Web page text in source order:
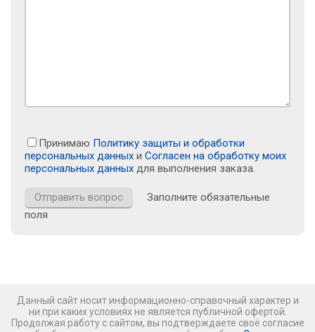
Принимаю Политику защиты и обработки
персональных данных и Согласен на обработку моих
персональных данных для выполнения заказа.
Заполните обязательные
поля
Данный сайт носит информационно-справочный характер и
ни при каких условиях не является публичной офертой.
Продолжая работу с сайтом, вы подтверждаете своё согласие